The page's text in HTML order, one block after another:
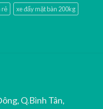
rẻ
xe đẩy mặt bàn 200kg
Q.Bình Tân,